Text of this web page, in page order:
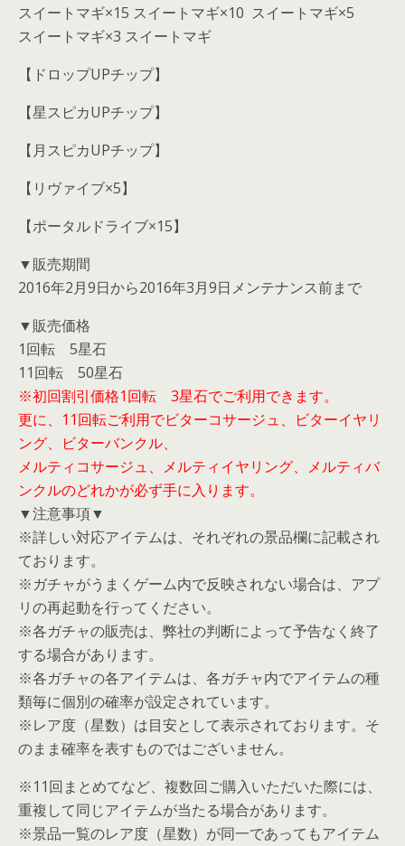
スイートマギ×15 スイートマギ×10 スイートマギ×5
スイートマギ×3 スイートマギ
【ドロップUPチップ】
【星スピカUPチップ】
【月スピカUPチップ】
【リヴァイブ×5】
【ポータルドライブ×15】
▼販売期間
2016年2月9日から2016年3月9日メンテナンス前まで
▼販売価格
1回転 5星石
11回転 50星石
※初回割引価格1回転 3星石でご利用できます。
更に、11回転ご利用でビターコサージュ、ビターイヤリ
ング、ビターバンクル、
メルティコサージュ、メルティイヤリング、メルティバ
ンクルのどれかが必ず手に入ります。
▼注意事項▼
※詳しい対応アイテムは、それぞれの景品欄に記載され
ております。
※ガチャがうまくゲーム内で反映されない場合は、アプ
リの再起動を行ってください。
※各ガチャの販売は、弊社の判断によって予告なく終了
する場合があります。
※各ガチャの各アイテムは、各ガチャ内でアイテムの種
類毎に個別の確率が設定されています。
※レア度（星数）は目安として表示されております。そ
のまま確率を表すものではございません。
※11回まとめてなど、複数回ご購入いただいた際には、
重複して同じアイテムが当たる場合があります。
※景品一覧のレア度（星数）が同一であってもアイテム